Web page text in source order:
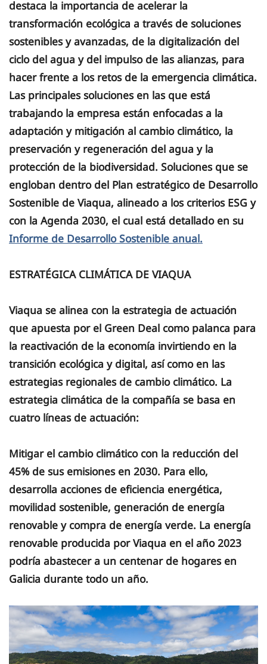
destaca la importancia de acelerar la
transformación ecológica a través de soluciones
sostenibles y avanzadas, de la digitalización del
ciclo del agua y del impulso de las alianzas, para
hacer frente a los retos de la emergencia climática.
Las principales soluciones en las que está
trabajando la empresa están enfocadas a la
adaptación y mitigación al cambio climático, la
preservación y regeneración del agua y la
protección de la biodiversidad. Soluciones que se
engloban dentro del Plan estratégico de Desarrollo
Sostenible de Viaqua, alineado a los criterios ESG y
con la Agenda 2030, el cual está detallado en su
Informe de Desarrollo Sostenible anual.
ESTRATÉGICA CLIMÁTICA DE VIAQUA
Viaqua se alinea con la estrategia de actuación
que apuesta por el Green Deal como palanca para
la reactivación de la economía invirtiendo en la
transición ecológica y digital, así como en las
estrategias regionales de cambio climático. La
estrategia climática de la compañía se basa en
cuatro líneas de actuación:
Mitigar el cambio climático con la reducción del
45% de sus emisiones en 2030. Para ello,
desarrolla acciones de eficiencia energética,
movilidad sostenible, generación de energía
renovable y compra de energía verde. La energía
renovable producida por Viaqua en el año 2023
podría abastecer a un centenar de hogares en
Galicia durante todo un año.